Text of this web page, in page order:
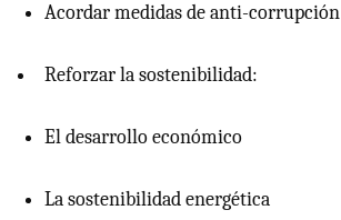
Acordar medidas de anti-corrupción
Reforzar la sostenibilidad:
El desarrollo económico
La sostenibilidad energética